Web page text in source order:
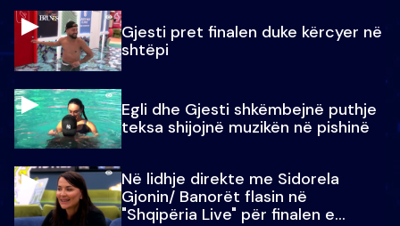
Gjesti pret finalen duke kërcyer në
shtëpi
Egli dhe Gjesti shkëmbejnë puthje
teksa shijojnë muzikën në pishinë
Në lidhje direkte me Sidorela
Gjonin/ Banorët flasin në
"Shqipëria Live" për finalen e